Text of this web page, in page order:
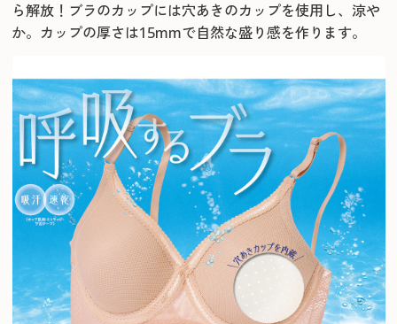
ら解放！ ブラのカップには穴あきのカップを使用し、涼や
か。カップの厚さは15mmで自然な盛り感を作ります。